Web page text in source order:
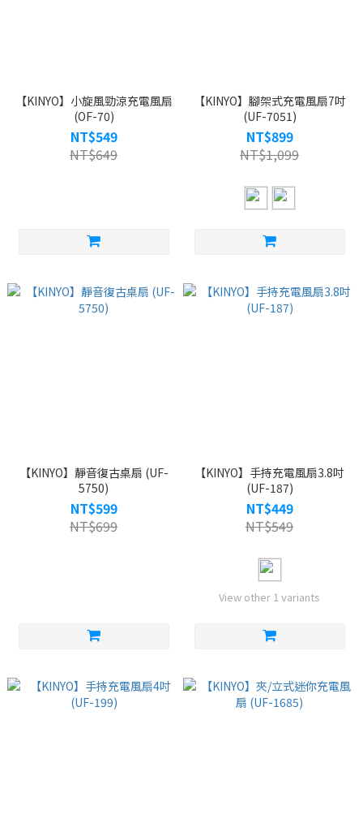
【KINYO】小旋風勁涼充電風扇
(OF-70)
NT$549
NT$649
【KINYO】腳架式充電風扇7吋
(UF-7051)
NT$899
NT$1,099
【KINYO】靜音復古桌扇 (UF-
5750)
NT$599
NT$699
【KINYO】手持充電風扇3.8吋
(UF-187)
NT$449
NT$549
View other 1 variants